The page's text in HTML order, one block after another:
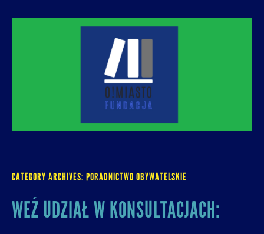
URBANIZACJI – PROMUJEMY I WSPIERAMY
ROZWÓJ MIAST I MIEJSKICH WSPÓLNOT.
O! MIASTO
CATEGORY ARCHIVES: PORADNICTWO OBYWATELSKIE
WEŹ UDZIAŁ W KONSULTACJACH: